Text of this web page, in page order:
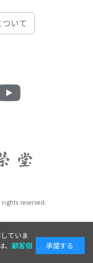
いて
reserved.
ていま
顧客個
承諾する